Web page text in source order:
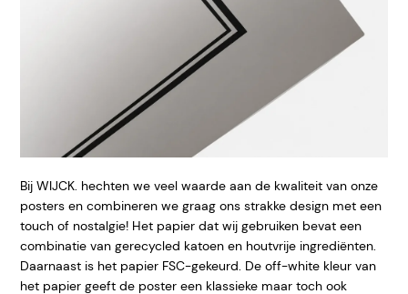
Bij WIJCK. hechten we veel waarde aan de kwaliteit van onze
posters en combineren we graag ons strakke design met een
touch of nostalgie! Het papier dat wij gebruiken bevat een
combinatie van gerecycled katoen en houtvrije ingrediënten.
Daarnaast is het papier FSC-gekeurd. De off-white kleur van
het papier geeft de poster een klassieke maar toch ook